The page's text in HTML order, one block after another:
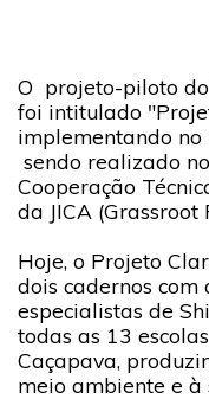
O projeto-piloto
foi intitulado
implementando no
sendo realizado
Cooperação
da JICA (Grassroot
Hoje, o Projeto
dois cadernos com
especialistas de
todas as 13
Caçapava,
meio ambiente e à